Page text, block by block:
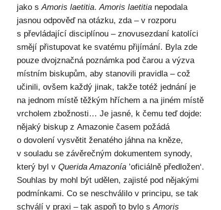
jako sAmoris laetitia.Amoris laetitianepodala
jasnou odpověď na otázku, zda – v rozporu
s převládající disciplínou – znovusezdaní katolíci
smějí přistupovat ke svatému přijímání. Byla zde
pouze dvojznačná poznámka pod čarou a výzva
místním biskupům, aby stanovili pravidla – což
učinili, ovšem každý jinak, takže totéž jednání je
na jednom místě těžkým hříchem a na jiném místě
vrcholem zbožnosti… Je jasné, k čemu teď dojde:
nějaký biskup z Amazonie časem požádá
o dovolení vysvětit ženatého jáhna na kněze,
v souladu se závěrečným dokumentem synody,
který byl v Querida Amazonía’oficiálně předložen‘.
Souhlas by mohl být udělen, zajisté pod nějakými
podmínkami. Co se neschválilo v principu, se tak
schválí v praxi – tak aspoň to bylo sAmoris